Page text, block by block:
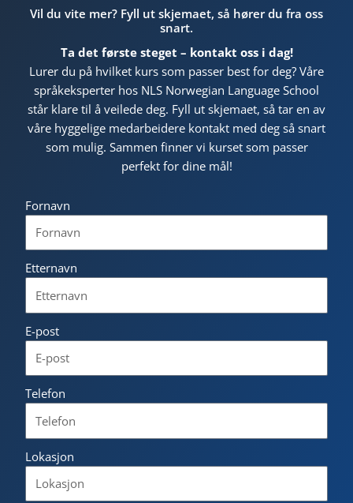
Vil du vite mer? Fyll ut skjemaet, så hører du fra oss
snart.
Ta det første steget – kontakt oss i dag!
Lurer du på hvilket kurs som passer best for deg? Våre
språkeksperter hos NLS Norwegian Language School
står klare til å veilede deg. Fyll ut skjemaet, så tar en av
våre hyggelige medarbeidere kontakt med deg så snart
som mulig. Sammen finner vi kurset som passer
perfekt for dine mål!
Fornavn
Etternavn
E-post
Telefon
Lokasjon